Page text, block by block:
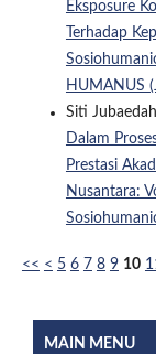
Eksposure
Terhadap
HUMANUS
Siti
Dalam
Prestasi
Nusantara:
<< < 5 6 7 8 9 10
MAIN MENU